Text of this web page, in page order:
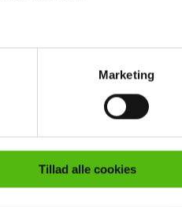
hjemmeside. Vi indsamler data
Marketing
Tillad alle cookies
med